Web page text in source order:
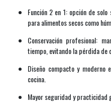
Función 2 en 1: opción de
para alimentos secos como
Conservación profesional:
tiempo, evitando la pérdida de
Diseño compacto y
cocina.
Mayor seguridad y practicidad